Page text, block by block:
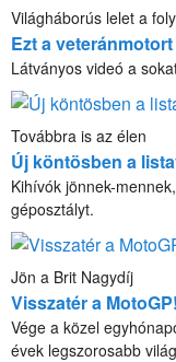
Világháborús lelet a
Ezt a
Látványos videó a
Továbbra is az élen
Új köntösben a
Kihívók jönnek-
géposztályt.
Jön a Brit Nagydíj
Visszatér a MotoGP!
Vége a közel
évek legszorosabb